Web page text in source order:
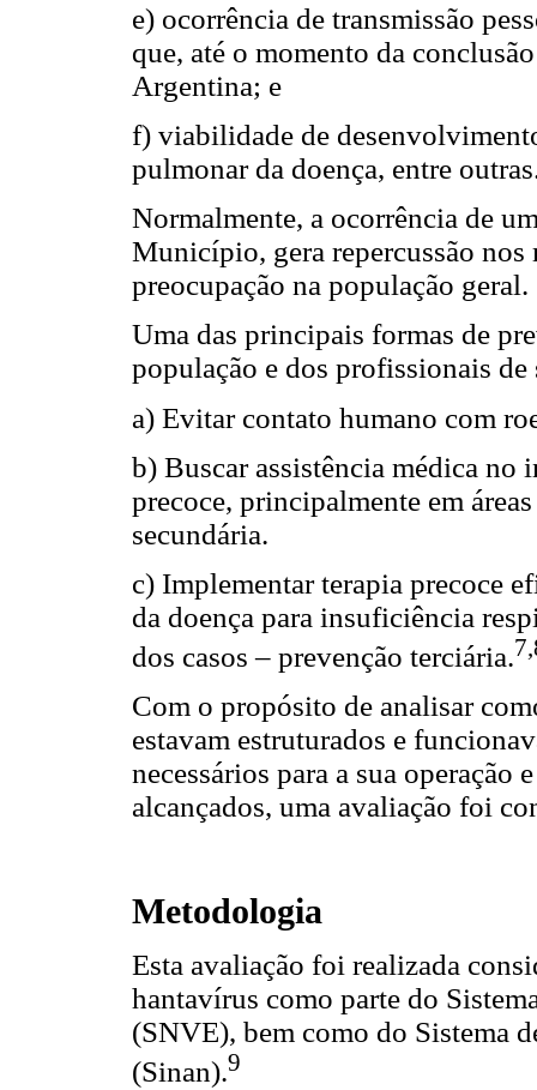
e) ocorrência de transmissão
que, até o momento da
Argentina; e
f) viabilidade de
pulmonar da doença, entre
Normalmente, a ocorrência de
Município, gera repercussão nos
preocupação na população geral.
Uma das principais formas de
população e dos profissionais de
a) Evitar contato humano com
b) Buscar assistência médica
precoce, principalmente em
secundária.
c) Implementar terapia precoce
da doença para insuficiência
dos casos – prevenção terciária.
Com o propósito de analisar
estavam estruturados e
necessários para a sua operação
alcançados, uma avaliação foi
Metodologia
Esta avaliação foi realizada
hantavírus como parte do
(SNVE), bem como do Sistema
(Sinan).9